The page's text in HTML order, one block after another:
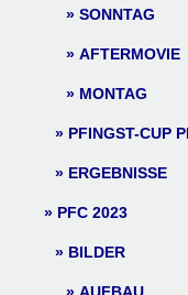
SONNTAG
AFTERMOVIE
MONTAG
PFINGST-CUP
ERGEBNISSE
PFC 2023
BILDER